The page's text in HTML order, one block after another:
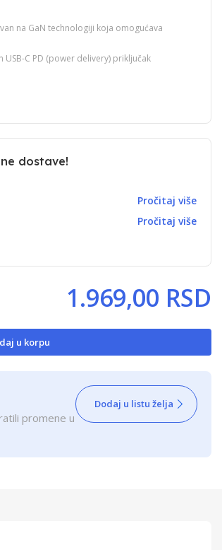
na GaN technologiji koja omogućava
C PD (power delivery) priključak
dostave!
Pročitaj više
Pročitaj više
1.969,00 RSD
u korpu
promene u
Dodaj u listu želja